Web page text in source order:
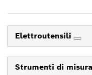
Elettroutensili
Strumenti di misura